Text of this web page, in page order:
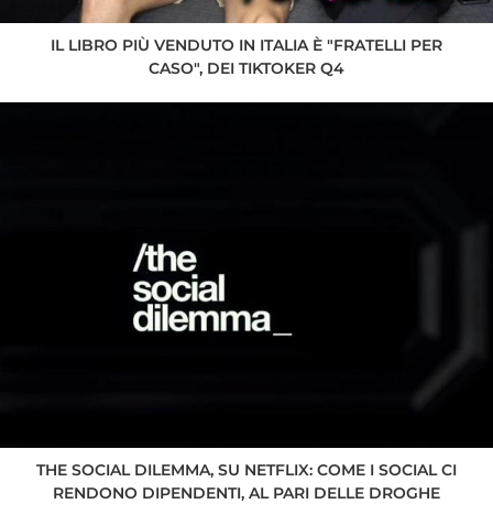
IL LIBRO PIÙ VENDUTO IN ITALIA È "FRATELLI PER
CASO", DEI TIKTOKER Q4
THE SOCIAL DILEMMA, SU NETFLIX: COME I SOCIAL CI
RENDONO DIPENDENTI, AL PARI DELLE DROGHE